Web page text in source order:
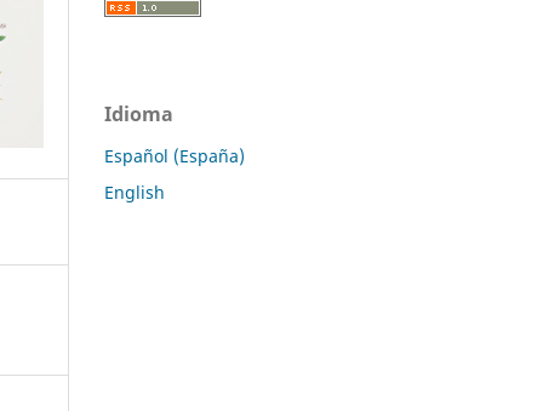
Idioma
Español (España)
English